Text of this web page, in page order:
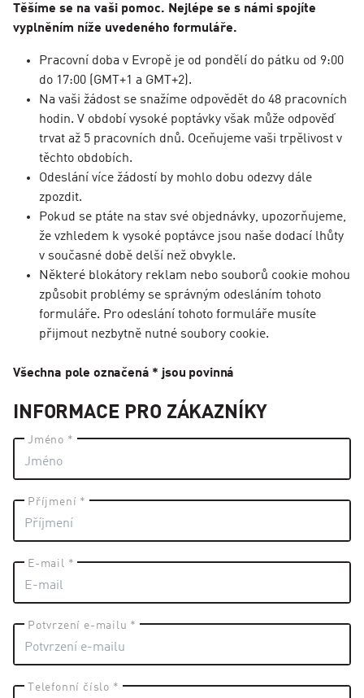
Těšíme se na vaši pomoc. Nejlépe se s námi spojíte
vyplněním níže uvedeného formuláře.
Pracovní doba v Evropě je od pondělí do pátku od 9:00
do 17:00 (GMT+1 a GMT+2).
Na vaši žádost se snažíme odpovědět do 48 pracovních
hodin. V období vysoké poptávky však může odpověď
trvat až 5 pracovních dnů. Oceňujeme vaši trpělivost v
těchto obdobích.
Odeslání více žádostí by mohlo dobu odezvy dále
zpozdit.
Pokud se ptáte na stav své objednávky, upozorňujeme,
že vzhledem k vysoké poptávce jsou naše dodací lhůty
v současné době delší než obvykle.
Některé blokátory reklam nebo souborů cookie mohou
způsobit problémy se správným odesláním tohoto
formuláře. Pro odeslání tohoto formuláře musíte
přijmout nezbytně nutné soubory cookie.
Všechna pole označená * jsou povinná
INFORMACE PRO ZÁKAZNÍKY
Jméno *
Příjmení *
E-mail *
Potvrzení e-mailu *
Telefonní číslo *